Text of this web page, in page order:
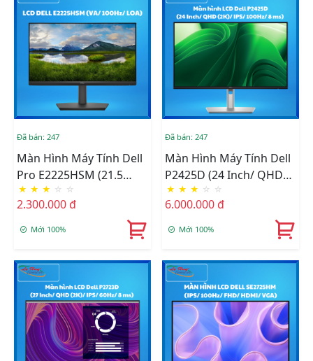
Đã bán: 247
Màn Hình Máy Tính Dell
Pro E2225HSM (21.5
Inch/ VA/ 100Hz/ LOA)
★ ★ ★ ☆ ☆
2.300.000 đ
Mới 100%
Đã bán: 247
Màn Hình Máy Tính Dell
P2425D (24 Inch/ QHD
(2K)/ IPS/ 100Hz/ 8 Ms)
★ ★ ★ ☆ ☆
6.000.000 đ
Mới 100%